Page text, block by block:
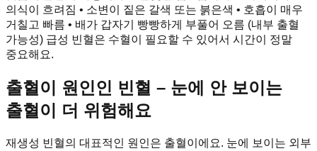
의식이 흐려짐 • 소변이 짙은 갈색 또는 붉은색 • 호흡이 매우
거칠고 빠름 • 배가 갑자기 빵빵하게 부풀어 오름 (내부 출혈
가능성) 급성 빈혈은 수혈이 필요할 수 있어서 시간이 정말
중요해요.
출혈이 원인인 빈혈 – 눈에 안 보이는
출혈이 더 위험해요
재생성 빈혈의 대표적인 원인은 출혈이에요. 눈에 보이는 외부